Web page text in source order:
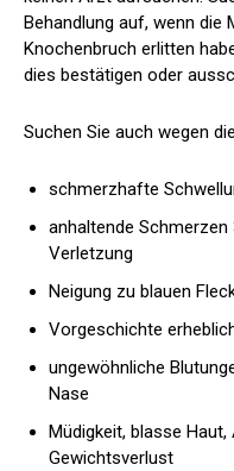
Behandlung auf, wenn die
Knochenbruch erlitten
dies bestätigen oder
Suchen Sie auch wegen
schmerzhafte
anhaltende Schmerzen
Verletzung
Neigung zu blauen
Vorgeschichte
ungewöhnliche
Nase
Müdigkeit, blasse
Gewichtsverlust